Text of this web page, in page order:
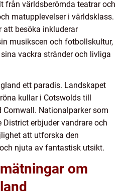
från världsberömda teatrar och
matupplevelser i världsklass.
att besöka inkluderar
musikscen och fotbollskultur,
vackra stränder och livliga
ett paradis. Landskapet
kullar i Cotswolds till
Nationalparker som
District erbjuder vandrare och
att utforska den
njuta av fantastisk utsikt.
om